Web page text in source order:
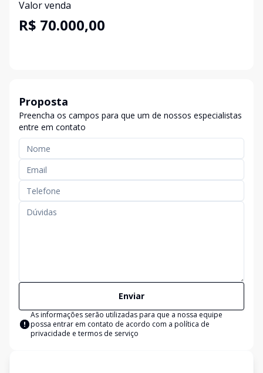
Valor venda
R$ 70.000,00
Proposta
Preencha os campos para que um de nossos especialistas
entre em contato
Enviar
As informações serão utilizadas para que a nossa equipe
possa entrar em contato de acordo com a política de
privacidade e termos de serviço